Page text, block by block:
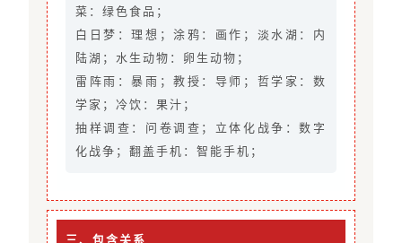
菜：绿色食品；
白日梦：理想；涂鸦：画作；淡水湖：内
陆湖；水生动物：卵生动物；
雷阵雨：暴雨；教授：导师；哲学家：数
学家；冷饮：果汁；
抽样调查：问卷调查；立体化战争：数字
化战争；翻盖手机：智能手机；
三、包含关系